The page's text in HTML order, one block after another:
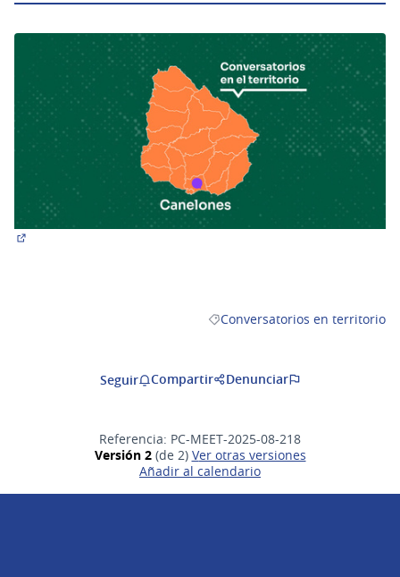
Resultados al filtrar por la
Conversatorios en territorio
Seguir Compartir Denunciar
Referencia: PC-MEET-2025-08-218
Versión 2(de 2)
ver otras versiones
Añadir al calendario